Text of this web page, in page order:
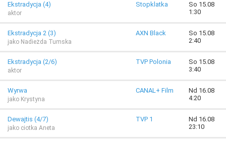
Ekstradycja (4)
aktor
Stopklatka
So 15.08
1:30
Ekstradycja 2 (3)
jako Nadieżda Tumska
AXN Black
So 15.08
2:40
Ekstradycja (2/6)
aktor
TVP Polonia
So 15.08
3:40
Wyrwa
jako Krystyna
CANAL+ Film
Nd 16.08
4:20
Dewajtis (4/7)
jako ciotka Aneta
TVP 1
Nd 16.08
23:10